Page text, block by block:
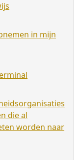
in mijn
die al
worden naar